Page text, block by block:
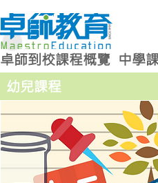
卓師到校課程概覽 中學
幼兒課程